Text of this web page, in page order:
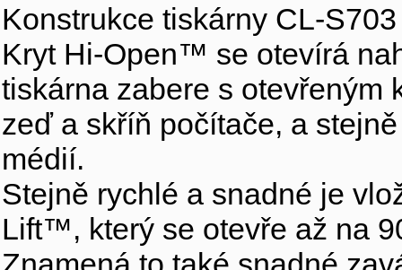
Konstrukce tiskárny CL-
Kryt Hi-Open™ se otevírá
tiskárna zabere s otevřeným
zeď a skříň počítače, a
médií.
Stejně rychlé a snadné je
Lift™, který se otevře až na